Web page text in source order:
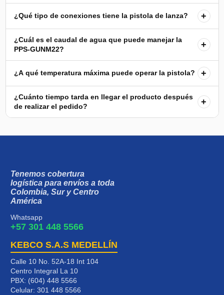
¿Qué tipo de conexiones tiene la pistola de lanza? +
¿Cuál es el caudal de agua que puede manejar la
PPS-GUNM22?
+
¿A qué temperatura máxima puede operar la pistola? +
¿Cuánto tiempo tarda en llegar el producto después
de realizar el pedido?
+
Tenemos cobertura
logística para envíos a toda
Colombia, Sur y Centro
América
Whatsapp
+57 301 448 5566
KEBCO S.A.S MEDELLÍN
Calle 10 No. 52A-18 Int 104
Centro Integral La 10
PBX: (604) 448 5566
Celular: 301 448 5566